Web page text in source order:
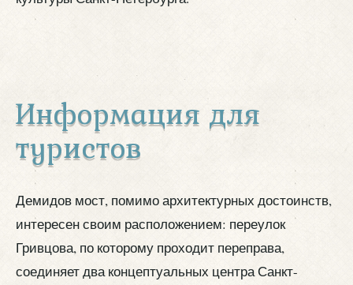
Информация для
туристов
Демидов мост, помимо архитектурных достоинств,
интересен своим расположением: переулок
Гривцова, по которому проходит переправа,
соединяет два концептуальных центра Санкт-